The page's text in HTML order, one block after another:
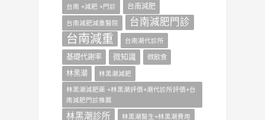
台南 +減肥 +門診 台南減肥
台南減肥減重醫院 台南減肥門診
台南減重 台南潮代診所
基礎代謝率 微知識 微飲食
林黑潮 林黑潮減肥
林黑潮減肥藥 +林黑潮評價+潮代診所評價+台
南減肥門診推薦
林黑潮診所 林黑潮醫生+林黑潮費用